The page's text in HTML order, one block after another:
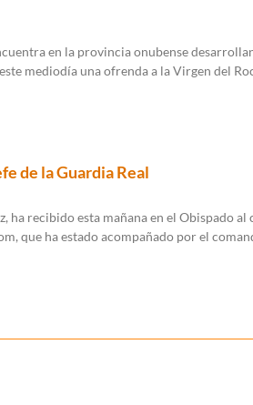
en la provincia onubense
mediodía una ofrenda a la Virgen del
de la Guardia Real
ha recibido esta mañana en el Obispado
que ha estado acompañado por el